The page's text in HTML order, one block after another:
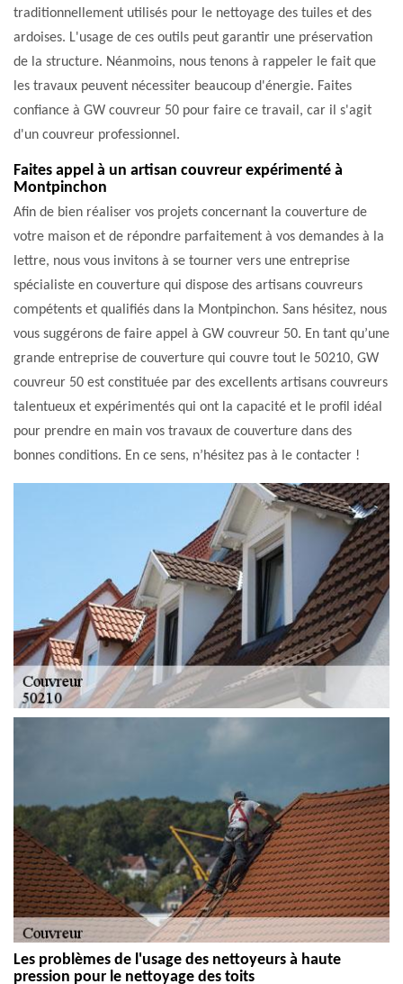
traditionnellement utilisés pour le nettoyage des tuiles et des
ardoises. L'usage de ces outils peut garantir une préservation
de la structure. Néanmoins, nous tenons à rappeler le fait que
les travaux peuvent nécessiter beaucoup d'énergie. Faites
confiance à GW couvreur 50 pour faire ce travail, car il s'agit
d'un couvreur professionnel.
Faites appel à un artisan couvreur expérimenté à
Montpinchon
Afin de bien réaliser vos projets concernant la couverture de
votre maison et de répondre parfaitement à vos demandes à la
lettre, nous vous invitons à se tourner vers une entreprise
spécialiste en couverture qui dispose des artisans couvreurs
compétents et qualifiés dans la Montpinchon. Sans hésitez, nous
vous suggérons de faire appel à GW couvreur 50. En tant qu’une
grande entreprise de couverture qui couvre tout le 50210, GW
couvreur 50 est constituée par des excellents artisans couvreurs
talentueux et expérimentés qui ont la capacité et le profil idéal
pour prendre en main vos travaux de couverture dans des
bonnes conditions. En ce sens, n’hésitez pas à le contacter !
Les problèmes de l'usage des nettoyeurs à haute
pression pour le nettoyage des toits